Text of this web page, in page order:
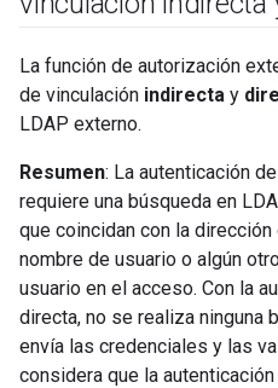
La función de autorización
de vinculación indirecta y
LDAP externo.
Resumen: La autenticación
requiere una búsqueda en
que coincidan con la
nombre de usuario o algún
usuario en el acceso. Con la
directa, no se realiza ninguna
envía las credenciales y las
considera que la